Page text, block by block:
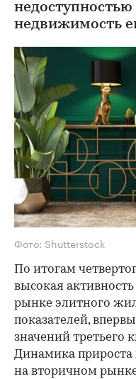
недвижимость
Фото: Shutterstock
По итогам
высокая
рынке элитного
показателей,
значений третьего
Динамика
на вторичном